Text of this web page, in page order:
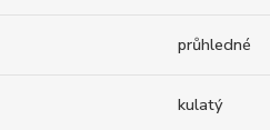
průhledné
kulatý